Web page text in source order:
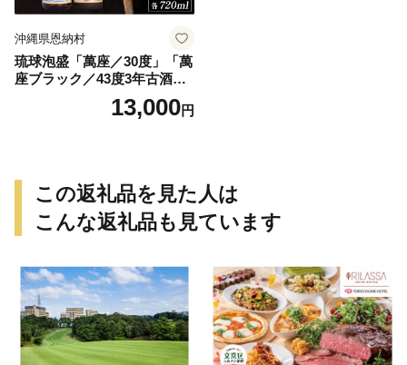
沖縄県恩納村
琉球泡盛「萬座／30度」「萬
座ブラック／43度3年古酒」
13,000円
この返礼品を見た人は
こんな返礼品も見ています